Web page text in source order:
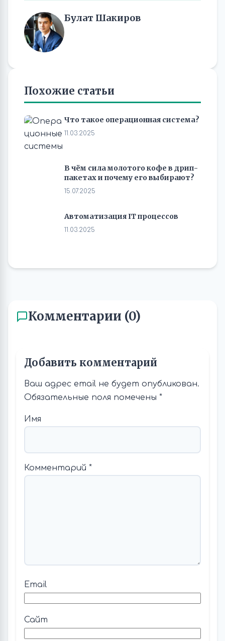
Булат Шакиров
Похожие статьи
Что такое операционная система?
11.03.2025
В чём сила молотого кофе в дрип-
пакетах и почему его выбирают?
15.07.2025
Автоматизация IT процессов
11.03.2025
Комментарии (0)
Добавить комментарий
Ваш адрес email не будет опубликован.
Обязательные поля помечены *
Имя
Комментарий *
Email
Сайт